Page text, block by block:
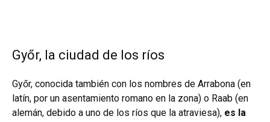
Győr, la ciudad de los ríos
Győr, conocida también con los nombres de Arrabona (en
latín, por un asentamiento romano en la zona) o Raab (en
alemán, debido a uno de los ríos que la atraviesa), es la